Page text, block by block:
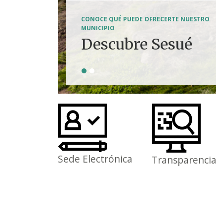
CONOCE QUÉ PUEDE OFRECERTE NUESTRO
MUNICIPIO
Descubre Sesué
Tierra de
aventuras
Sede Electrónica Transparencia